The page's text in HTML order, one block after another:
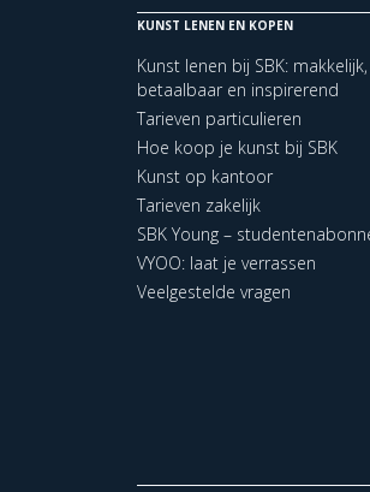
KUNST LENEN EN KOPEN
Kunst lenen bij SBK: makkelijk,
betaalbaar en inspirerend
Tarieven particulieren
Hoe koop je kunst bij SBK
Kunst op kantoor
Tarieven zakelijk
SBK Young –
VYOO: laat je verrassen
Veelgestelde vragen